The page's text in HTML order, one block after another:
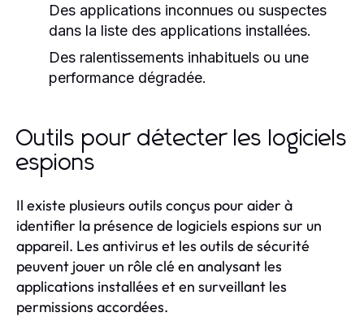
Des applications inconnues ou suspectes
dans la liste des applications installées.
Des ralentissements inhabituels ou une
performance dégradée.
Outils pour détecter les logiciels
espions
Il existe plusieurs outils conçus pour aider à
identifier la présence de logiciels espions sur un
appareil. Les antivirus et les outils de sécurité
peuvent jouer un rôle clé en analysant les
applications installées et en surveillant les
permissions accordées.